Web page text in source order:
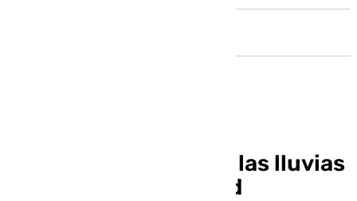
Málaga se despide de las lluvias
y vuelve la estabilidad